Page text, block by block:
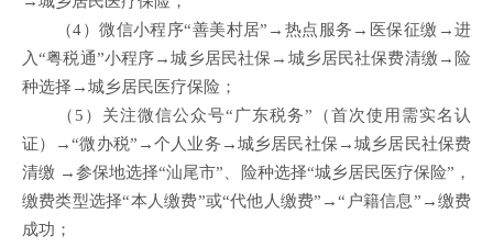
（4）微信小程序“善美村居”→热点服务→医保征缴→进
入“粤税通”小程序→城乡居民社保→城乡居民社保费清缴→险
种选择→城乡居民医疗保险；
（5）关注微信公众号“广东税务”（首次使用需实名认
证）→“微办税”→个人业务→城乡居民社保→城乡居民社保费
清缴 →参保地选择“汕尾市”、险种选择“城乡居民医疗保险”，
缴费类型选择“本人缴费”或“代他人缴费”→“户籍信息”→缴费
成功；